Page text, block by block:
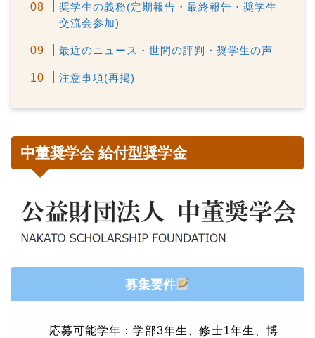
奨学生の義務(定期報告・最終報告・奨学生
交流会参加)
最近のニュース・世間の評判・奨学生の声
注意事項(再掲)
中董奨学会 給付型奨学金
募集要件
応募可能学年：学部3年生、修士1年生、博